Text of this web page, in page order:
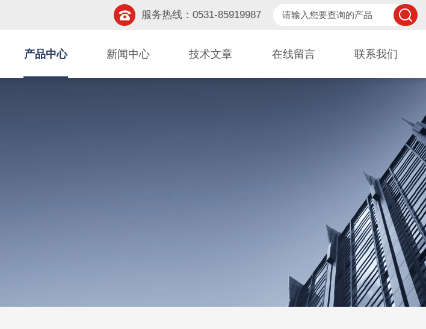
服务热线：0531-85919987
产品中心 新闻中心 技术文章 在线留言 联系我们